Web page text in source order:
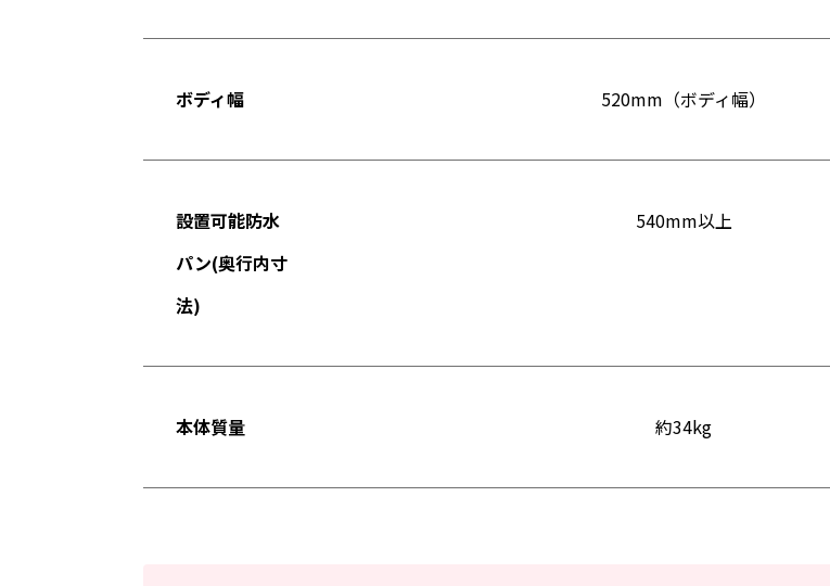
ボディ幅 520mm（ボディ幅）
設置可能防水
パン(奥行内寸
法)
540mm以上
本体質量 約34kg